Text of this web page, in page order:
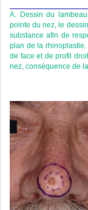
A. Dessin du
pointe du nez, le
substance afin de
plan de la rhinoplastie.
de face et de profil
nez, conséquence de